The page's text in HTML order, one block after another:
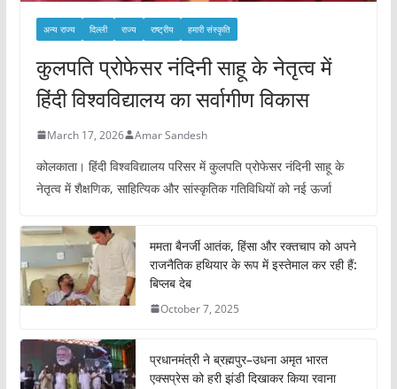
अन्य राज्य दिल्ली राज्य राष्ट्रीय हमारी संस्कृति
कुलपति प्रोफेसर नंदिनी साहू के नेतृत्व में
हिंदी विश्वविद्यालय का सर्वागीण विकास
March 17, 2026 Amar Sandesh
कोलकाता। हिंदी विश्वविद्यालय परिसर में कुलपति प्रोफेसर नंदिनी साहू के
नेतृत्व में शैक्षणिक, साहित्यिक और सांस्कृतिक गतिविधियों को नई ऊर्जा
ममता बैनर्जी आतंक, हिंसा और रक्तचाप को अपने
राजनैतिक हथियार के रूप में इस्तेमाल कर रही हैं:
बिप्लब देब
October 7, 2025
प्रधानमंत्री ने ब्रह्मपुर–उधना अमृत भारत
एक्सप्रेस को हरी झंडी दिखाकर किया रवाना